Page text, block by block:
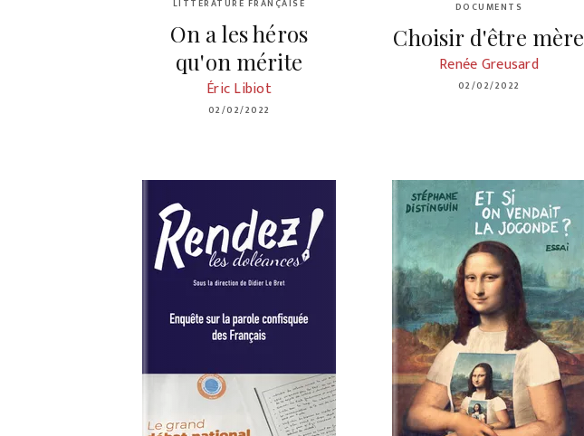
LITTÉRATURE FRANÇAISE
On a les héros
qu'on mérite
Éric Libiot
02/02/2022
DOCUMENTS
Choisir d'être mère
Renée Greusard
02/02/2022